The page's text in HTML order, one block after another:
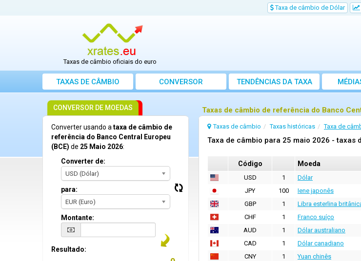
Taxa de câmbio de Dólar
Taxas de câmbio oficiais do euro
TAXAS DE CÂMBIO CONVERSOR TENDÊNCIAS DA TAXA
Taxas de câmbio de referência do Banco
Taxas de câmbio Taxas históricas Taxa de
Taxa de câmbio para 25 maio 2026 -
Código Moeda
USD 1 Dólar
JPY
100 Iene japonês
GBP
1 Libra esterlina
CHF
1 Franco suíço
AUD
1 Dólar australiano
CAD
1 Dólar canadiano
CNY
1 Yuan chinês
CONVERSOR DE MOEDAS
Converter usando ataxa de câmbio de
referência do Banco Central Europeu
(BCE) de 25 Maio 2026:
Converter de:
USD (Dólar)
para:
EUR (Euro)
Montante:
Resultado: